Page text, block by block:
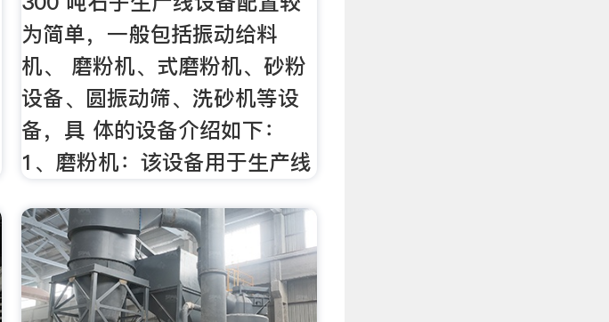
为简单，一般包括振动给料
机、 磨粉机、式磨粉机、砂粉
设备、圆振动筛、洗砂机等设
备，具 体的设备介绍如下：
1、磨粉机：该设备用于生产线